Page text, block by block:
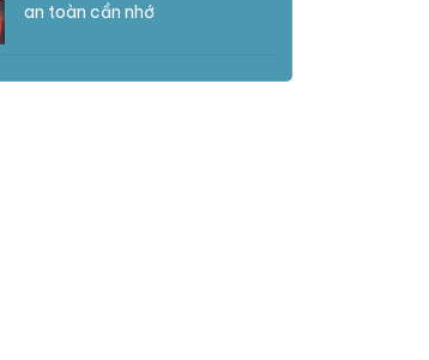
an toàn cần nhớ